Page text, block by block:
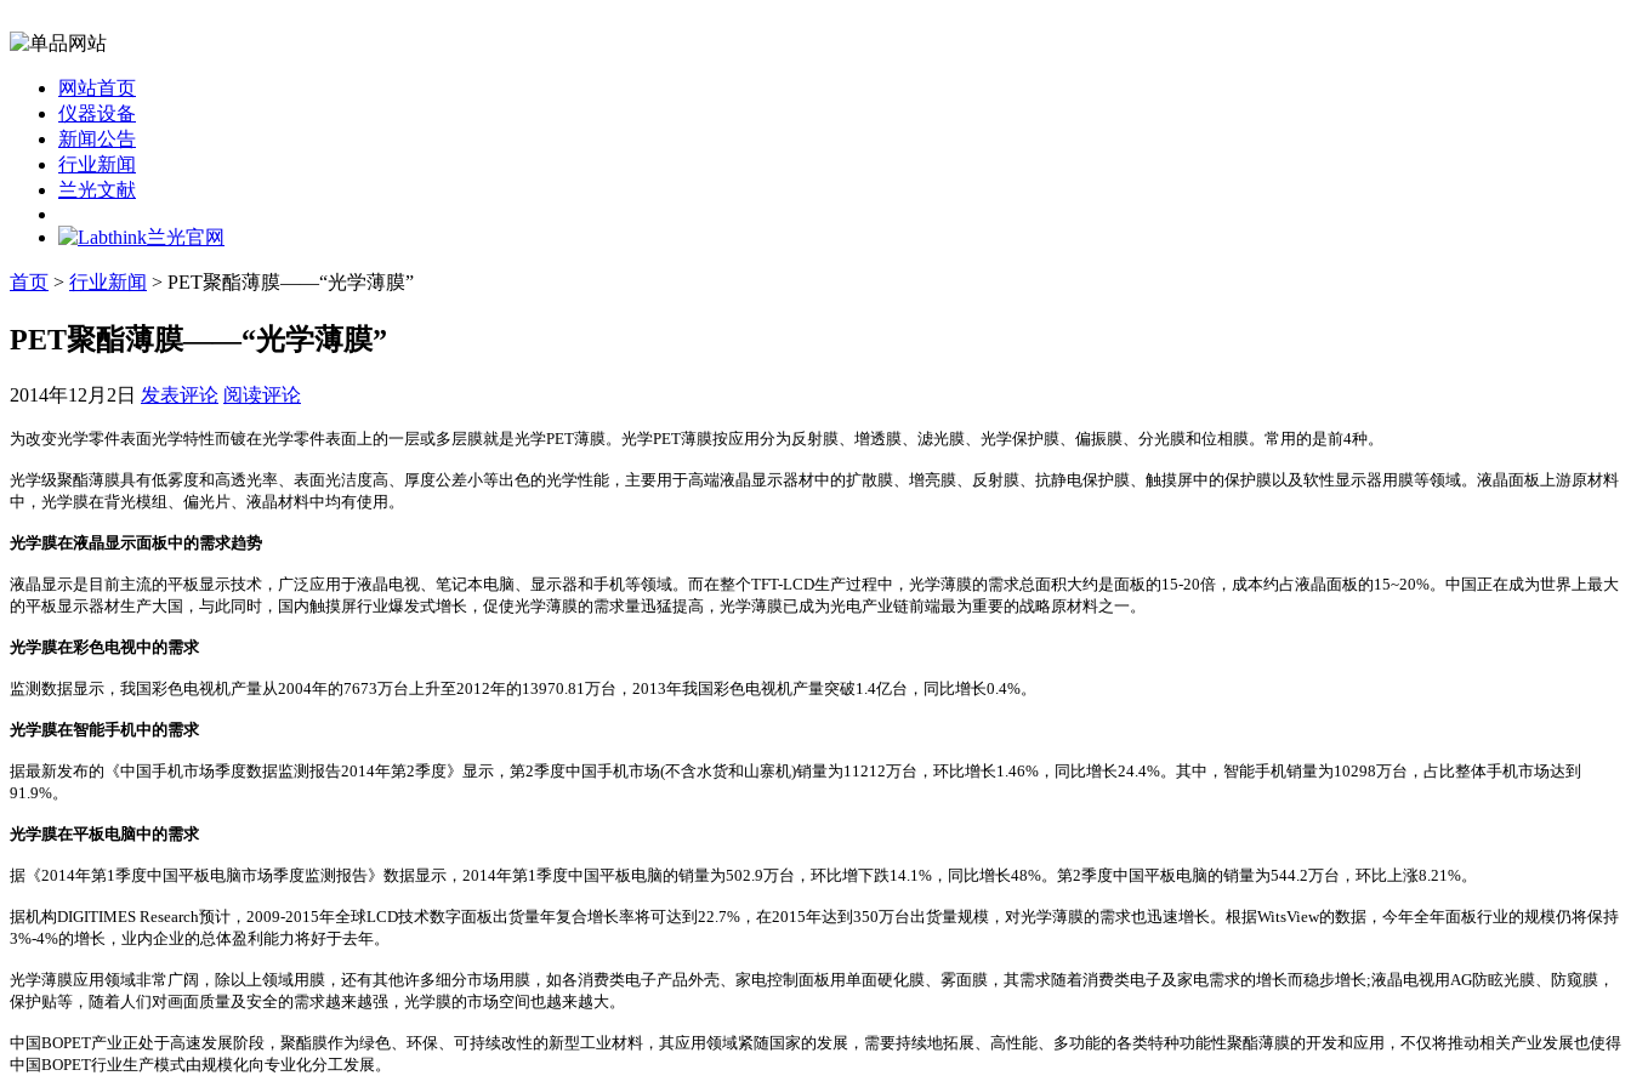
网站首页
仪器设备
新闻公告
行业新闻
兰光文献
首页 > 行业新闻 > PET聚酯薄膜——“光学薄膜”
PET聚酯薄膜——“光学薄膜”
2014年12月2日 发表评论 阅读评论
为改变光学零件表面光学特性而镀在光学零件表面上的一层或多层膜就是光学PET薄膜。光学PET薄膜按应用分为反射膜、增透膜、滤光膜、光学保护膜、偏振膜、分光膜和位相膜。常用的是前4种。
光学级聚酯薄膜具有低雾度和高透光率、表面光洁度高、厚度公差小等出色的光学性能，主要用于高端液晶显示器材中的扩散膜、增亮膜、反射膜、抗静电保护膜、触摸屏中的保护膜以及软性显示器用膜等领域。液晶面板上游原材料
中，光学膜在背光模组、偏光片、液晶材料中均有使用。
光学膜在液晶显示面板中的需求趋势
液晶显示是目前主流的平板显示技术，广泛应用于液晶电视、笔记本电脑、显示器和手机等领域。而在整个TFT-LCD生产过程中，光学薄膜的需求总面积大约是面板的15-20倍，成本约占液晶面板的15~20%。中国正在成为世界上最大
的平板显示器材生产大国，与此同时，国内触摸屏行业爆发式增长，促使光学薄膜的需求量迅猛提高，光学薄膜已成为光电产业链前端最为重要的战略原材料之一。
光学膜在彩色电视中的需求
监测数据显示，我国彩色电视机产量从2004年的7673万台上升至2012年的13970.81万台，2013年我国彩色电视机产量突破1.4亿台，同比增长0.4%。
光学膜在智能手机中的需求
据最新发布的《中国手机市场季度数据监测报告2014年第2季度》显示，第2季度中国手机市场(不含水货和山寨机)销量为11212万台，环比增长1.46%，同比增长24.4%。其中，智能手机销量为10298万台，占比整体手机市场达到
91.9%。
光学膜在平板电脑中的需求
据《2014年第1季度中国平板电脑市场季度监测报告》数据显示，2014年第1季度中国平板电脑的销量为502.9万台，环比增下跌14.1%，同比增长48%。第2季度中国平板电脑的销量为544.2万台，环比上涨8.21%。
据机构DIGITIMES Research预计，2009-2015年全球LCD技术数字面板出货量年复合增长率将可达到22.7%，在2015年达到350万台出货量规模，对光学薄膜的需求也迅速增长。根据WitsView的数据，今年全年面板行业的规模仍将保持
3%-4%的增长，业内企业的总体盈利能力将好于去年。
光学薄膜应用领域非常广阔，除以上领域用膜，还有其他许多细分市场用膜，如各消费类电子产品外壳、家电控制面板用单面硬化膜、雾面膜，其需求随着消费类电子及家电需求的增长而稳步增长;液晶电视用AG防眩光膜、防窥膜，
保护贴等，随着人们对画面质量及安全的需求越来越强，光学膜的市场空间也越来越大。
中国BOPET产业正处于高速发展阶段，聚酯膜作为绿色、环保、可持续改性的新型工业材料，其应用领域紧随国家的发展，需要持续地拓展、高性能、多功能的各类特种功能性聚酯薄膜的开发和应用，不仅将推动相关产业发展也使得
中国BOPET行业生产模式由规模化向专业化分工发展。